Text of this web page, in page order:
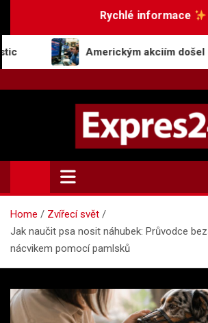
Rychlé informace
akciím došel dech, dluhopisy
Expres24.cz
Rychlé zprávy po celý den
Home
Zvířecí svět
Jak naučit psa nosit náhubek: Průvodce
nácvikem pomocí pamlsků